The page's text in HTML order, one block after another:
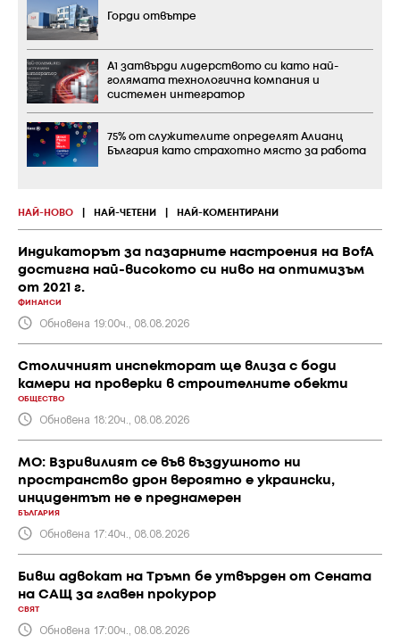
НАЙ-НОВО НАЙ-ЧЕТЕНИ НАЙ-КОМЕНТИРАНИ
Индикаторът за пазарните настроения на BofA
достигна най-високото си ниво на оптимизъм
от 2021 г.
ФИНАНСИ
Обновена 19:00ч., 08.08.2026
Столичният инспекторат ще влиза с боди
камери на проверки в строителните обекти
ОБЩЕСТВО
Обновена 18:20ч., 08.08.2026
МО: Взривилият се във въздушното ни
пространство дрон вероятно е украински,
инцидентът не е преднамерен
БЪЛГАРИЯ
Обновена 17:40ч., 08.08.2026
Бивш адвокат на Тръмп бе утвърден от Сената
на САЩ за главен прокурор
СВЯТ
Обновена 17:00ч., 08.08.2026
Горди отвътре
А1 затвърди лидерството си като най-
голямата технологична компания и
системен интегратор
75% от служителите определят Алианц
България като страхотно място за работа